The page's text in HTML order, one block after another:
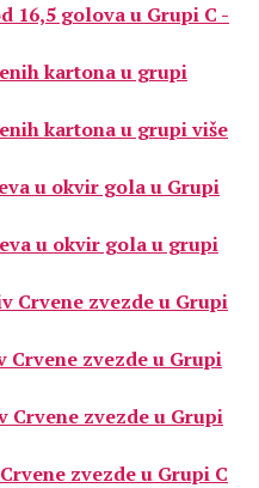
16,5 golova u Grupi C -
kartona u grupi
kartona u grupi više
u okvir gola u Grupi
u okvir gola u grupi
Crvene zvezde u Grupi
zvezde u Grupi
Crvene zvezde u Grupi
zvezde u Grupi C